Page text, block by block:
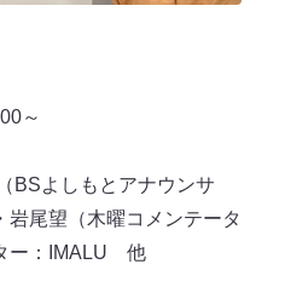
～
BSよしもとアナウンサ
尾望（木曜コメンテータ
ー：IMALU 他